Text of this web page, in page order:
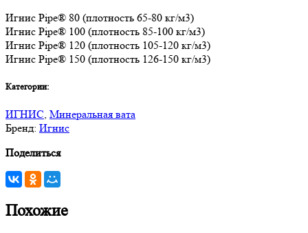
Игнис Pipe® 80 (плотность 65-80 кг/м3)
Игнис Pipe® 100 (плотность 85-100 кг/м3)
Игнис Pipe® 120 (плотность 105-120 кг/м3)
Игнис Pipe® 150 (плотность 126-150 кг/м3)
Категории:
ИГНИС, Минеральная вата
Бренд: Игнис
Поделиться
Похожие